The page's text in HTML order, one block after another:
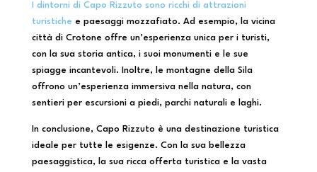
I dintorni di Capo Rizzuto sono ricchi di attrazioni
turistiche e paesaggi mozzafiato. Ad esempio, la vicina
città di Crotone offre un’esperienza unica per i turisti,
con la sua storia antica, i suoi monumenti e le sue
spiagge incantevoli. Inoltre, le montagne della Sila
offrono un’esperienza immersiva nella natura, con
sentieri per escursioni a piedi, parchi naturali e laghi.
In conclusione, Capo Rizzuto è una destinazione turistica
ideale per tutte le esigenze. Con la sua bellezza
paesaggistica, la sua ricca offerta turistica e la vasta